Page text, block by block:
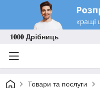
𝟏𝟎𝟎𝟎 Дрібниць
Товари та послуги